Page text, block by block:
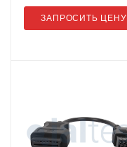
ЗАПРОСИТЬ ЦЕНУ